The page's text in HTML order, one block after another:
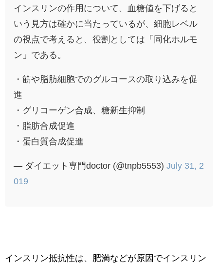
インスリンの作用について、血糖値を下げると
いう見方は確かに当たっているが、細胞レベル
の視点で考えると、役割としては「同化ホルモ
ン」である。
・筋や脂肪細胞でのグルコースの取り込みを促
進
・グリコーゲン合成、糖新生抑制
・脂肪合成促進
・蛋白質合成促進
— ダイエット専門doctor (@tnpb5553) July 31, 2
019
インスリン抵抗性は、肥満などが原因でインスリン